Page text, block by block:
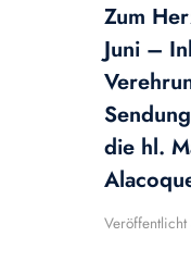
Zum
Juni –
die hl.
Veröffentlicht